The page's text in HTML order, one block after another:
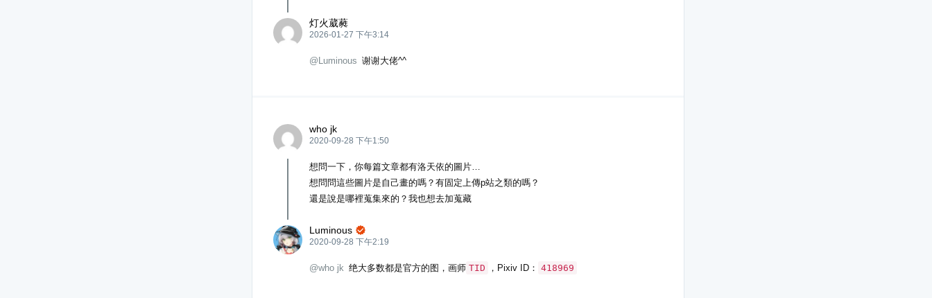
灯火葳蕤
2026-01-27 下午3:14
@Luminous 谢谢大佬^^
who jk
2020-09-28 下午1:50
想問一下，你每篇文章都有洛天依的圖片…
想問問這些圖片是自己畫的嗎？有固定上傳p站之類的嗎？
還是說是哪裡蒐集來的？我也想去加蒐藏
Luminous 
2020-09-28 下午2:19
@who jk 绝大多数都是官方的图，画师 TID ，Pixiv ID： 418969